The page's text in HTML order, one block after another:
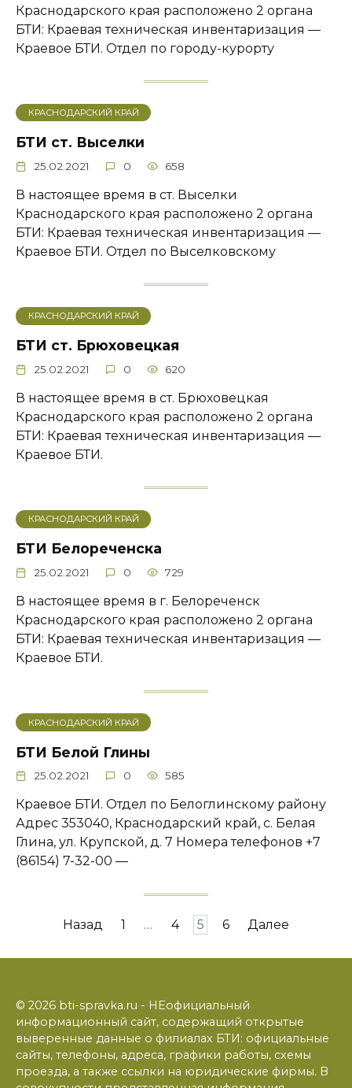
Краснодарского края расположено 2 органа
БТИ: Краевая техническая инвентаризация —
Краевое БТИ. Отдел по городу-курорту
КРАСНОДАРСКИЙ КРАЙ
БТИ ст. Выселки
25.02.2021 0 658
В настоящее время в ст. Выселки
Краснодарского края расположено 2 органа
БТИ: Краевая техническая инвентаризация —
Краевое БТИ. Отдел по Выселковскому
КРАСНОДАРСКИЙ КРАЙ
БТИ ст. Брюховецкая
25.02.2021 0 620
В настоящее время в ст. Брюховецкая
Краснодарского края расположено 2 органа
БТИ: Краевая техническая инвентаризация —
Краевое БТИ.
КРАСНОДАРСКИЙ КРАЙ
БТИ Белореченска
25.02.2021 0 729
В настоящее время в г. Белореченск
Краснодарского края расположено 2 органа
БТИ: Краевая техническая инвентаризация —
Краевое БТИ.
КРАСНОДАРСКИЙ КРАЙ
БТИ Белой Глины
25.02.2021 0 585
Краевое БТИ. Отдел по Белоглинскому району
Адрес 353040, Краснодарский край, с. Белая
Глина, ул. Крупской, д. 7 Номера телефонов +7
(86154) 7-32-00 —
Пагинация
Назад 1 … 4 5 6 Далее
© 2026 bti-spravka.ru - НЕофициальный
информационный сайт, содержащий открытые
выверенные данные о филиалах БТИ: официальные
сайты, телефоны, адреса, графики работы, схемы
проезда, а также ссылки на юридические фирмы. В